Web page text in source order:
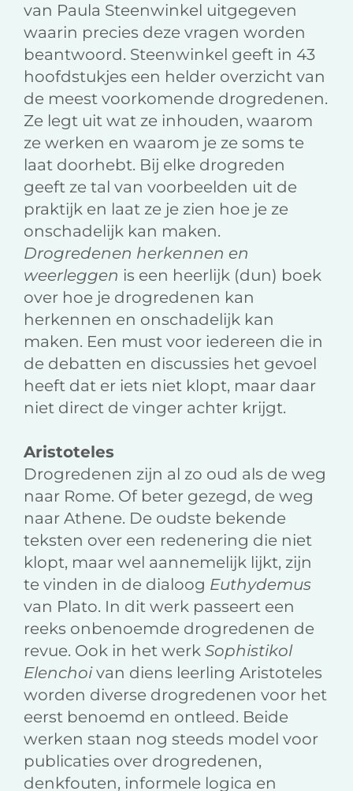
van Paula Steenwinkel uitgegeven
waarin precies deze vragen worden
beantwoord. Steenwinkel geeft in 43
hoofdstukjes een helder overzicht van
de meest voorkomende drogredenen.
Ze legt uit wat ze inhouden, waarom
ze werken en waarom je ze soms te
laat doorhebt. Bij elke drogreden
geeft ze tal van voorbeelden uit de
praktijk en laat ze je zien hoe je ze
onschadelijk kan maken.
Drogredenen herkennen en
weerleggen is een heerlijk (dun) boek
over hoe je drogredenen kan
herkennen en onschadelijk kan
maken. Een must voor iedereen die in
de debatten en discussies het gevoel
heeft dat er iets niet klopt, maar daar
niet direct de vinger achter krijgt.
Aristoteles
Drogredenen zijn al zo oud als de weg
naar Rome. Of beter gezegd, de weg
naar Athene. De oudste bekende
teksten over een redenering die niet
klopt, maar wel aannemelijk lijkt, zijn
te vinden in de dialoog Euthydemus
van Plato. In dit werk passeert een
reeks onbenoemde drogredenen de
revue. Ook in het werk Sophistikol
Elenchoivan diens leerling Aristoteles
worden diverse drogredenen voor het
eerst benoemd en ontleed. Beide
werken staan nog steeds model voor
publicaties over drogredenen,
denkfouten, informele logica en